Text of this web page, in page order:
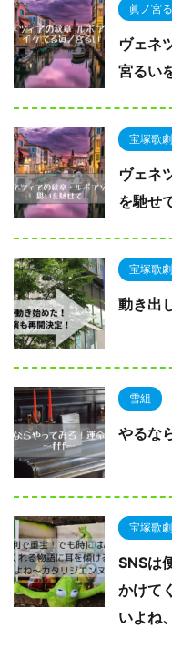
眞ノ宮
ヴェネ
宮るい
宝塚歌
ヴェネ
を馳せ
宝塚歌
動き出
雪組
やるな
宝塚歌
SNSは
かけて
いよね